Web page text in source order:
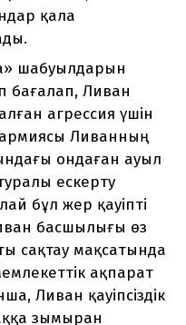
қала
шабуылдарын
бағалап, Ливан
агрессия үшін
Ливанның
ондаған ауыл
ескерту
бұл жер қауіпті
басшылығы өз
сақтау мақсатында
ақпарат
Ливан қауіпсіздік
зымыран